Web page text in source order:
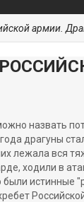
армии.
назвать
драгуны
лежала вся
ходили в
истинные